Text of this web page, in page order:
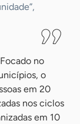
Focado no
o
em 20
nos ciclos
em 10